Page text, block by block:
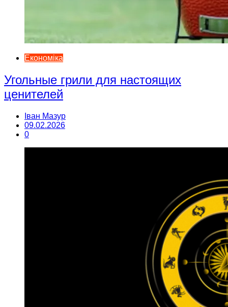
Економіка
Угольные грили для настоящих
ценителей
Іван Мазур
09.02.2026
0